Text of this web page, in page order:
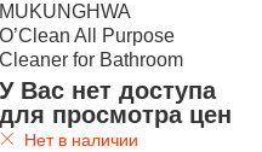
MUKUNGHWA
O’Clean All Purpose
Cleaner for Bathroom
У Вас нет доступа
для просмотра цен
Нет в наличии